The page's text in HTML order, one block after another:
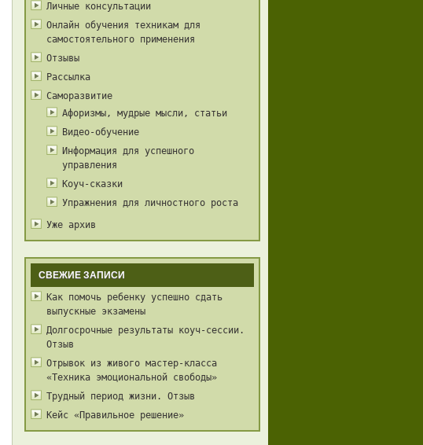
Личные консультации
Онлайн обучения техникам для
самостоятельного применения
Отзывы
Рассылка
Саморазвитие
Афоризмы, мудрые мысли, статьи
Видео-обучение
Информация для успешного
управления
Коуч-сказки
Упражнения для личностного роста
Уже архив
СВЕЖИЕ ЗАПИСИ
Как помочь ребенку успешно сдать
выпускные экзамены
Долгосрочные результаты коуч-сессии.
Отзыв
Отрывок из живого мастер-класса
«Техника эмоциональной свободы»
Трудный период жизни. Отзыв
Кейс «Правильное решение»